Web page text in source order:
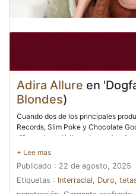
Adira Allure en
Blondes)
Cuando dos de los principales
Records, Slim Poke y Chocolate
diferencias artísticas, las ondas de
compañía. Adira Allure es solo una
propia empresa. Tuvo algunos de
había producido. Era imperativo
rápidamente de que tenían más en
Publicado : 22 de agosto, 2025
Etiquetas : Interracial, Duro,